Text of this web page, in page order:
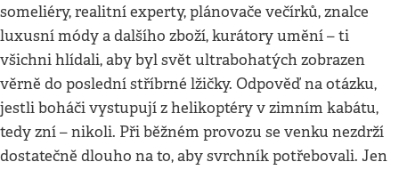
someliéry, realitní experty, plánovače večírků, znalce
luxusní módy a dalšího zboží, kurátory umění – ti
všichni hlídali, aby byl svět ultrabohatých zobrazen
věrně do poslední stříbrné lžičky. Odpověď na otázku,
jestli boháči vystupují z helikoptéry v zimním kabátu,
tedy zní – nikoli. Při běžném provozu se venku nezdrží
dostatečně dlouho na to, aby svrchník potřebovali. Jen